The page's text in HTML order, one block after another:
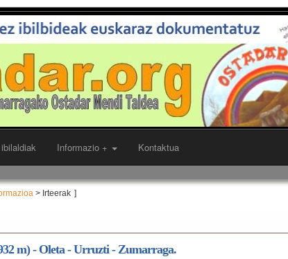
Informazio + Kontaktua
> Irteerak ]
m) - Oleta - Urruzti - Zumarraga.